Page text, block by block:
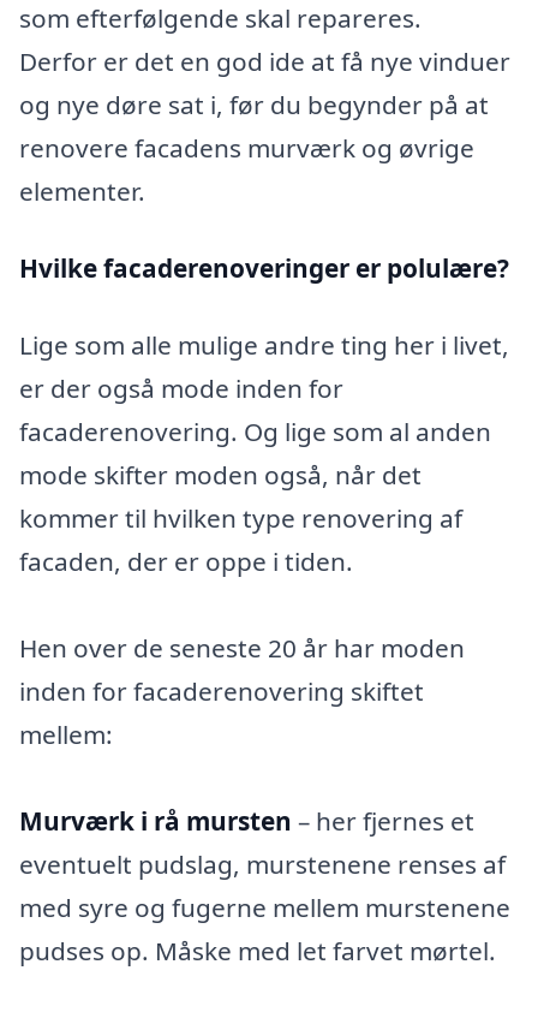
som efterfølgende skal repareres.
Derfor er det en god ide at få nye vinduer
og nye døre sat i, før du begynder på at
renovere facadens murværk og øvrige
elementer.
Hvilke facaderenoveringer er polulære?
Lige som alle mulige andre ting her i livet,
er der også mode inden for
facaderenovering. Og lige som al anden
mode skifter moden også, når det
kommer til hvilken type renovering af
facaden, der er oppe i tiden.
Hen over de seneste 20 år har moden
inden for facaderenovering skiftet
mellem:
Murværk i rå mursten – her fjernes et
eventuelt pudslag, murstenene renses af
med syre og fugerne mellem murstenene
pudses op. Måske med let farvet mørtel.